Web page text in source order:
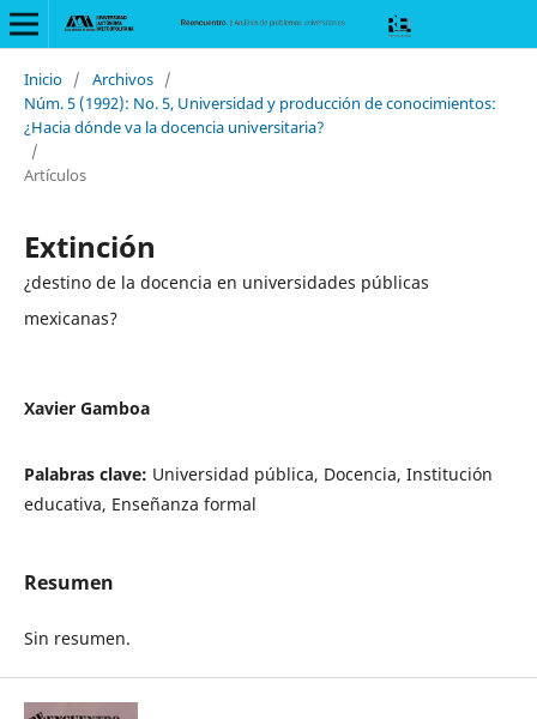
Inicio / Archivos /
Núm. 5 (1992): No. 5, Universidad y producción de conocimientos:
¿Hacia dónde va la docencia universitaria?
/
Artículos
Extinción
¿destino de la docencia en universidades públicas
mexicanas?
Xavier Gamboa
Palabras clave: Universidad pública, Docencia, Institución
educativa, Enseñanza formal
Resumen
Sin resumen.